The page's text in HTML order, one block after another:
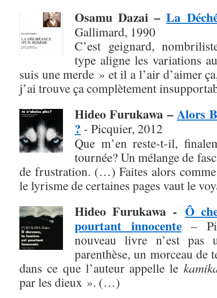
Osamu Dazai –La
Gallimard, 1990
C’est geignard,
type aligne les variations
suis une merde » et il a l’air d’aimer
j’ai trouve ça complètement
Hideo Furukawa –Alors
? - Picquier, 2012
Que m’en reste-t-il,
tournée? Un mélange de
de frustration. (…) Faites alors
le lyrisme de certaines pages vaut le
Hideo Furukawa - Ô
pourtant innocente–
nouveau livre n’est pas
parenthèse, un morceau de
dans ce que l’auteur appelle le
par les dieux ». (…)